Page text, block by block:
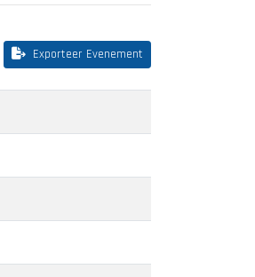
Exporteer Evenement